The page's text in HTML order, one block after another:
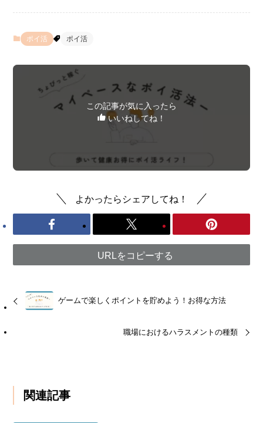
ポイ活 ポイ活
この記事が気に入ったら
いいねしてね！
よかったらシェアしてね！
URLをコピーする
ゲームで楽しくポイントを貯めよう！お得な方法
職場におけるハラスメントの種類
関連記事